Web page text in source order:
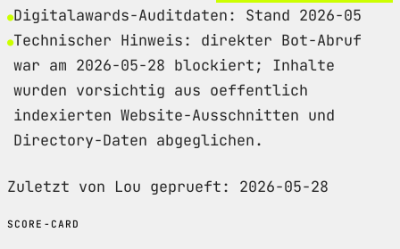
Digitalawards-Auditdaten: Stand 2026-05
Technischer Hinweis: direkter Bot-Abruf
war am 2026-05-28 blockiert; Inhalte
wurden vorsichtig aus oeffentlich
indexierten Website-Ausschnitten und
Directory-Daten abgeglichen.
Zuletzt von Lou geprueft: 2026-05-28
SCORE-CARD